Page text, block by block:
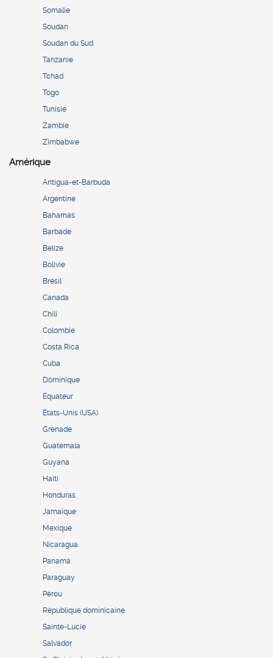
Somalie
Soudan
Soudan du Sud
Tanzanie
Tchad
Togo
Tunisie
Zambie
Zimbabwe
Amérique
Antigua-et-Barbuda
Argentine
Bahamas
Barbade
Belize
Bolivie
Brésil
Canada
Chili
Colombie
Costa Rica
Cuba
Dominique
Équateur
États-Unis (USA)
Grenade
Guatemala
Guyana
Haïti
Honduras
Jamaïque
Mexique
Nicaragua
Panamá
Paraguay
Pérou
République dominicaine
Sainte-Lucie
Salvador